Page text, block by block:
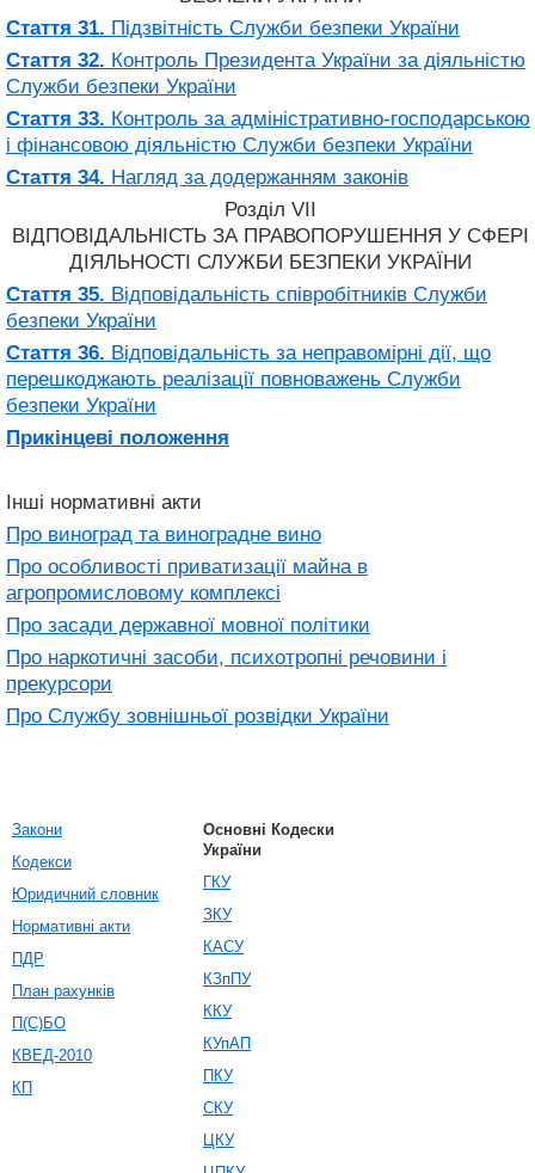
Стаття 31. Підзвітність Служби безпеки України
Стаття 32. Контроль Президента України за діяльністю
Служби безпеки України
Стаття 33. Контроль за адміністративно-господарською
і фінансовою діяльністю Служби безпеки України
Стаття 34. Нагляд за додержанням законів
Розділ VII
ВІДПОВІДАЛЬНІСТЬ ЗА ПРАВОПОРУШЕННЯ У СФЕРІ
ДІЯЛЬНОСТІ СЛУЖБИ БЕЗПЕКИ УКРАЇНИ
Стаття 35. Відповідальність співробітників Служби
безпеки України
Стаття 36. Відповідальність за неправомірні дії, що
перешкоджають реалізації повноважень Служби
безпеки України
Прикінцеві положення
Інші нормативні акти
Про виноград та виноградне вино
Про особливості приватизації майна в
агропромисловому комплексі
Про засади державної мовної політики
Про наркотичні засоби, психотропні речовини і
прекурсори
Про Службу зовнішньої розвідки України
Закони
Кодекси
Юридичний словник
Нормативні акти
ПДР
План рахунків
П(С)БО
КВЕД-2010
КП
Основні Кодески
України
ГКУ
ЗКУ
КАСУ
КЗпПУ
ККУ
КУпАП
ПКУ
СКУ
ЦКУ